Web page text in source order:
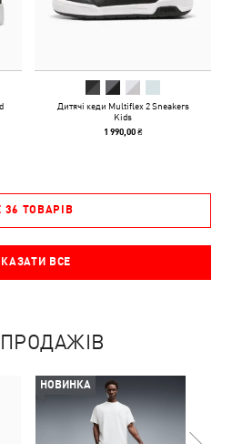
Дитячі кеди Multiflex 2 Sneakers
Kids
1 990,00 ₴
36 ТОВАРІВ
ВСЕ
ПРОДАЖІВ
НОВИНКА